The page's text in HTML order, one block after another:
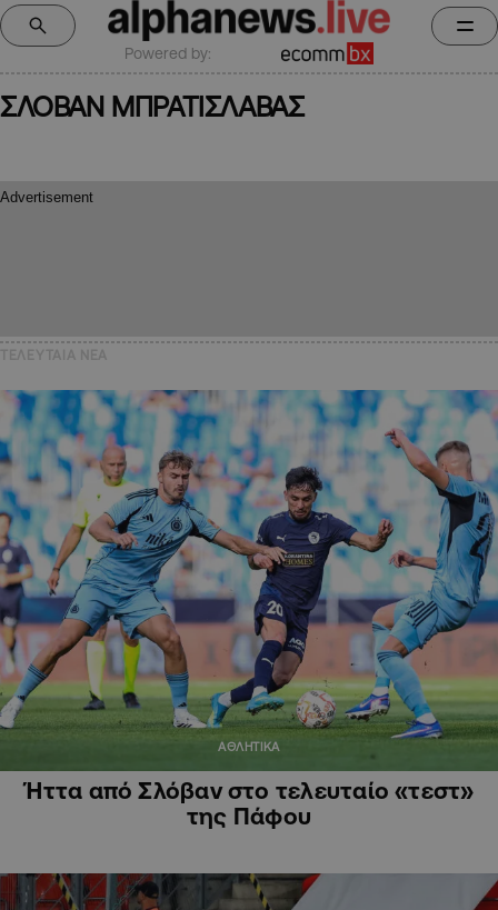
Powered by:
ΣΛΟΒΑΝ ΜΠΡΑΤΙΣΛΑΒΑΣ
ΑΘΛΗΤΙΚΑ
Ήττα από Σλόβαν στο τελευταίο «τεστ»
της Πάφου